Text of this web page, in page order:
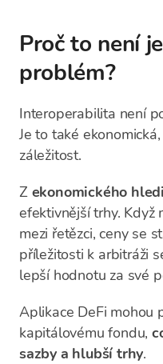
Proč to není
problém?
Interoperabilita není
Je to také
záležitost.
Z ekonomického
efektivnější trhy.
mezi řetězci, ceny se
příležitosti k arbitráži
lepší hodnotu za své
Aplikace DeFi mohou
kapitálovému fondu,
sazby a hlubší trhy.